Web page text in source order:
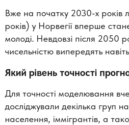
Вже на початку 2030-х років
років) у Норвегії вперше
молоді. Невдовзі після 2050
чисельністю випередять
Який рівень точності
Для точності моделювання
досліджували декілька груп
населення, іммігрантів, а